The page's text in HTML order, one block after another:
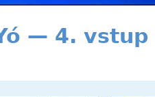
— 4. vstup